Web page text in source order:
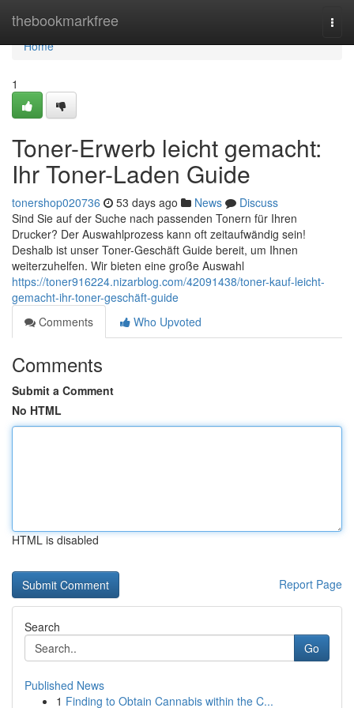
thebookmarkfree
Home
Home
1
Toner-Erwerb leicht gemacht:
Ihr Toner-Laden Guide
tonershop020736 53 days ago News
Discuss
Sind Sie auf der Suche nach passenden Tonern für Ihren
Drucker? Der Auswahlprozess kann oft zeitaufwändig sein!
Deshalb ist unser Toner-Geschäft Guide bereit, um Ihnen
weiterzuhelfen. Wir bieten eine große Auswahl
https://toner916224.nizarblog.com/42091438/toner-kauf-leicht-
gemacht-ihr-toner-geschäft-guide
Comments
Who Upvoted
Comments
Submit a Comment
No HTML
HTML is disabled
Report Page
Search
Go
Published News
1 Finding to Obtain Cannabis within the C...